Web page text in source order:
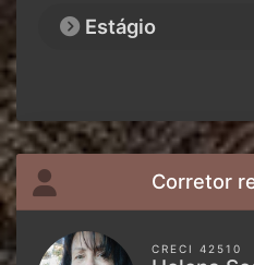
Estágio
Corretor
CRECI 42510